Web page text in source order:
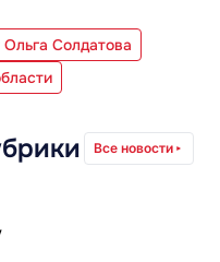
Ольга Солдатова
Все новости